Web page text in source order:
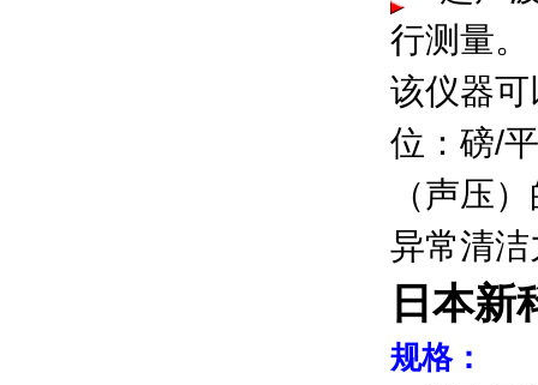
行测量
该仪器
位：磅/
（声压
异常清洁
日本新
规格：